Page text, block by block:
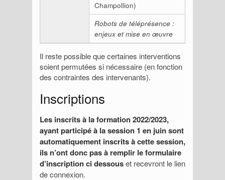
Champollion)
Robots de téléprésence :
enjeux et mise en œuvre
Il reste possible que certaines interventions
soient permutées si nécessaire (en fonction
des contraintes des intervenants).
Inscriptions
Les inscrits à la formation 2022/2023,
ayant participé à la session 1 en juin sont
automatiquement inscrits à cette session,
ils n’ont donc pas à remplir le formulaire
d’inscription ci dessouset recevront le lien
de connexion.